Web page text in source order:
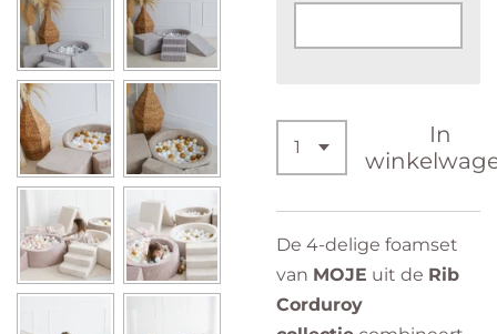
In
De 4-delige foamset
van MOJE uit de Rib
Corduroy